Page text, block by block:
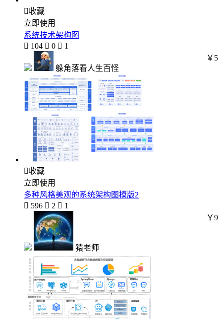
收藏
立即使用
系统技术架构图
 104  0  1
躲角落看人生百怪
￥5
收藏
立即使用
多种风格美观的系统架构图模版2
 596  2  1
猿老师
￥9